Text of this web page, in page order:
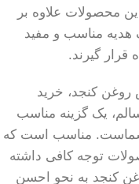
محصولات علاوه بر
هدیه مناسب و مفید
قرار گیرند.
روغن کنجد، خرید
یک گزینه مناسب
شماست. مناسب است که
توجه کافی داشته
کنجد به نحو احسن